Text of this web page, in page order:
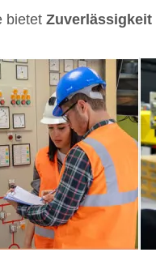
bietet